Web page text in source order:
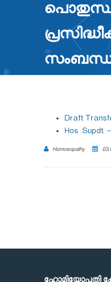
Draft
Hos. Supdt.
Homoeopathy
ഹോമിയോപ്പതി